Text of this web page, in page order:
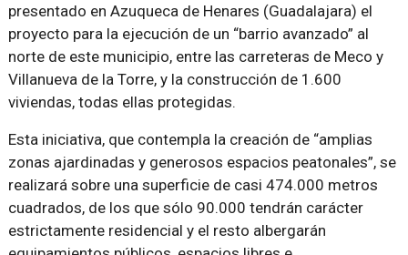
presentado en Azuqueca de Henares (Guadalajara) el
proyecto para la ejecución de un “barrio avanzado” al
norte de este municipio, entre las carreteras de Meco y
Villanueva de la Torre, y la construcción de 1.600
viviendas, todas ellas protegidas.
Esta iniciativa, que contempla la creación de “amplias
zonas ajardinadas y generosos espacios peatonales”, se
realizará sobre una superficie de casi 474.000 metros
cuadrados, de los que sólo 90.000 tendrán carácter
estrictamente residencial y el resto albergarán